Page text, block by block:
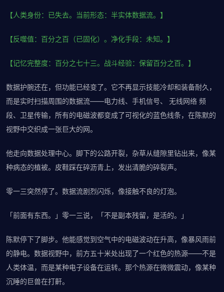
【人类身份：已失去。当前形态：半实体数据流。】
【反噬值：百分之百（已固化）。净化手段：未知。】
【记忆完整度：百分之七十三。战斗经验：保留百分之百。】
数据护腕还在，但功能已经变了。它不再显示技能冷却和装备耐久，
而是实时扫描周围的数据流——电力线、手机信号、 无线网络 频
段、卫星传输，所有的电磁波都变成了可视化的蓝色线条，在陈默的
视野中交织成一张巨大的网。
他走向数据处理中心。脚下的公路开裂，杂草从缝隙里钻出来，像某
种病态的植被。皮鞋踩在碎沥青上，发出清脆的碎裂声。
零一三突然停了。数据流剧烈闪烁，像接触不良的灯泡。
「前面有东西。」零一三说，「不是副本残留，是活的。」
陈默停下了脚步。他能感觉到空气中的电磁波动在升高，像暴风雨前
的静电。数据视野中，前方五十米处出现了一个红色的热源——不是
人类体温，而是某种电子设备在运转。那个热源在微微震动，像某种
沉睡的巨兽在打鼾。